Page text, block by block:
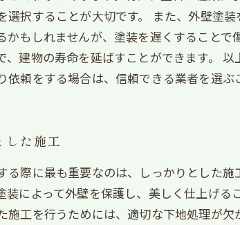
選択することが大切です。 また、外壁塗
かもしれませんが、塗装を遅くすること
、建物の寿命を延ばすことができます。
依頼をする場合は、信頼できる業者を選ぶ
した施工
る際に最も重要なのは、しっかりとした
装によって外壁を保護し、美しく仕上げ
施工を行うためには、適切な下地処理が